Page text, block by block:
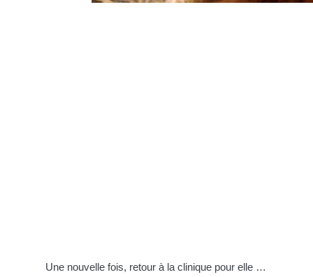
Une nouvelle fois, retour à la clinique pour elle …